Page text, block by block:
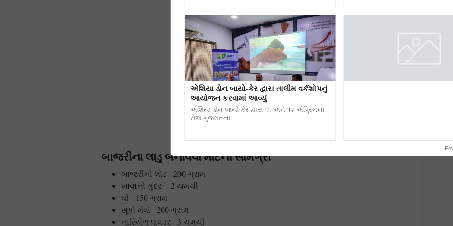
બાજરીના લાડુ બનાવવા માટેની સામગ્રી
બાજરીનો લોટ - 200 ગ્રામ
ખાવાનો ગુંદર - 2 ચમચી
ઘી - 150 ગ્રામ
સૂકો મેવો - 200 ગ્રામ
નારિયેળ પાવડર - 3 ચમચી
એશિયા ડોન બાયો-કેર દ્વારા તાલીમ વર્કશોપનું
આયોજન કરવામાં આવ્યું
એશિયા ડોન બાયો-કેર દ્વારા ૧૧ અને ૧૨ એપ્રિલના
રોજ ગુજરાતના